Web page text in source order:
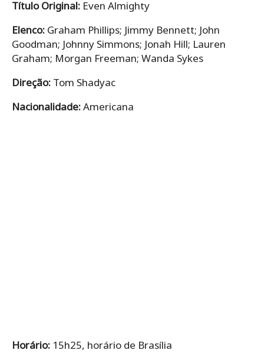
Título Original: Even Almighty
Elenco: Graham Phillips; Jimmy Bennett; John
Goodman; Johnny Simmons; Jonah Hill; Lauren
Graham; Morgan Freeman; Wanda Sykes
Direção: Tom Shadyac
Nacionalidade:Americana
Horário: 15h25, horário de Brasília